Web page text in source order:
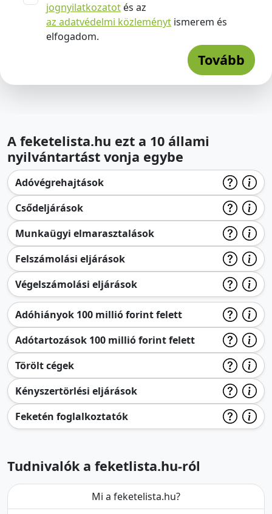
jognyilatkozatot és az
az adatvédelmi közleményt ismerem és
elfogadom.
Tovább
A feketelista.hu ezt a 10 állami
nyilvántartást vonja egybe
Adóvégrehajtások
Csődeljárások
Munkaügyi elmarasztalások
Felszámolási eljárások
Végelszámolási eljárások
Adóhiányok 100 millió forint felett
Adótartozások 100 millió forint felett
Törölt cégek
Kényszertörlési eljárások
Feketén foglalkoztatók
Tudnivalók a feketlista.hu-ról
Mi a feketelista.hu?